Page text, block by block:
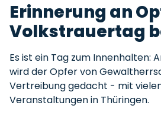
Erinnerung an
Volkstrauertag
Es ist ein Tag zum Innenhalten:
wird der Opfer von
Vertreibung gedacht - mit
Veranstaltungen in Thüringen.